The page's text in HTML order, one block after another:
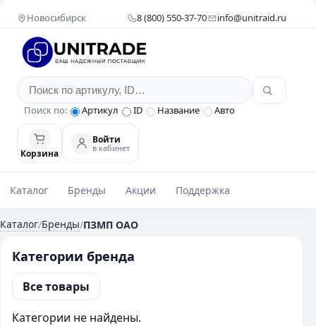
Новосибирск 8 (800) 550-37-70 info@unitraid.ru
Поиск по: Артикул ID Название Авто
Корзина
Войти
в кабинет
Каталог Бренды Акции Поддержка
Каталог/Бренды/ПЗМП ОАО
Категории бренда
Все товары
Категории не найдены.